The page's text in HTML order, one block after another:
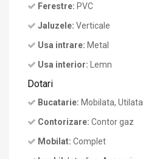
Ferestre: PVC
Jaluzele: Verticale
Usa intrare: Metal
Usa interior: Lemn
Dotari
Bucatarie: Mobilata, Utilata
Contorizare: Contor gaz
Mobilat: Complet